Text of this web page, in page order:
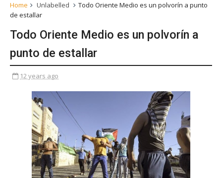
Home Unlabelled
Todo Oriente Medio es un polvorín a punto
de estallar
Todo Oriente Medio es un polvorín a
punto de estallar
12 years ago